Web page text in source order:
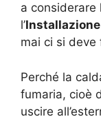
a considerare
l’
mai ci si deve
Perché la
fumaria, cioè
uscire